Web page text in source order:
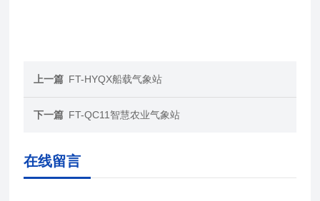
上一篇 FT-HYQX船载气象站
下一篇 FT-QC11智慧农业气象站
在线留言